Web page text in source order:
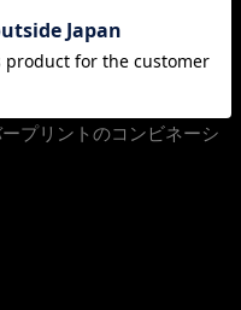
。
プリントのコンビネーシ